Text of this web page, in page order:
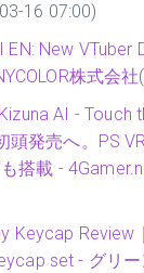
16 07:00)
New VTuber
株式会社
AI - Touch
頭発売へ。PS
搭載 -
Keycap Review
set - グリ